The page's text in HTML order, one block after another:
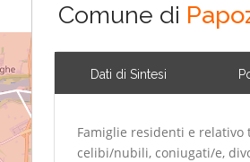
Comune di
Dati di Sintesi
Famiglie residenti e
celibi/nubili, coniugati/e,